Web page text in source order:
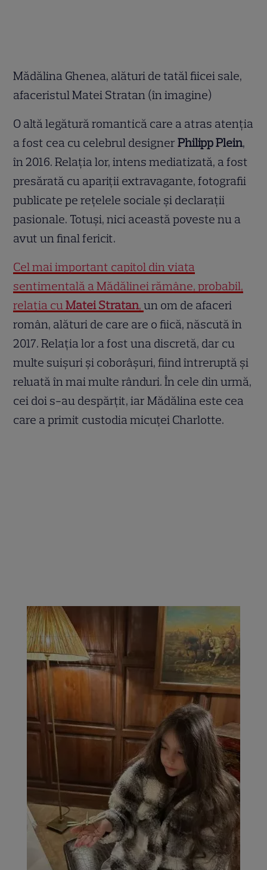
Mădălina Ghenea, alături de tatăl fiicei sale,
afaceristul Matei Stratan (în imagine)
O altă legătură romantică care a atras atenția
a fost cea cu celebrul designerPhilipp Plein,
în 2016. Relația lor, intens mediatizată, a fost
presărată cu apariții extravagante, fotografii
publicate pe rețelele sociale și declarații
pasionale. Totuși, nici această poveste nu a
avut un final fericit.
Cel mai important capitol din viața
sentimentală a Mădălinei rămâne, probabil,
relația cuMatei Stratan,un om de afaceri
român, alături de care are o fiică, născută în
2017. Relația lor a fost una discretă, dar cu
multe suișuri și coborâșuri, fiind întreruptă și
reluată în mai multe rânduri. În cele din urmă,
cei doi s-au despărțit, iar Mădălina este cea
care a primit custodia micuței Charlotte.